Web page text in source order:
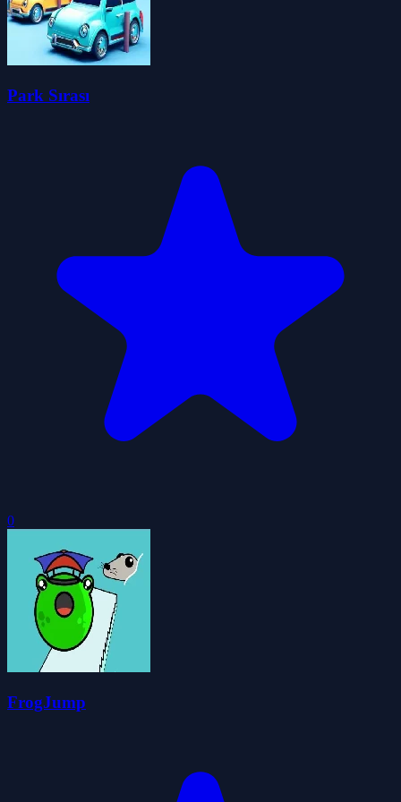
Park Sırası
0
FrogJump